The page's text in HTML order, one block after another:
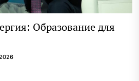
Образование для